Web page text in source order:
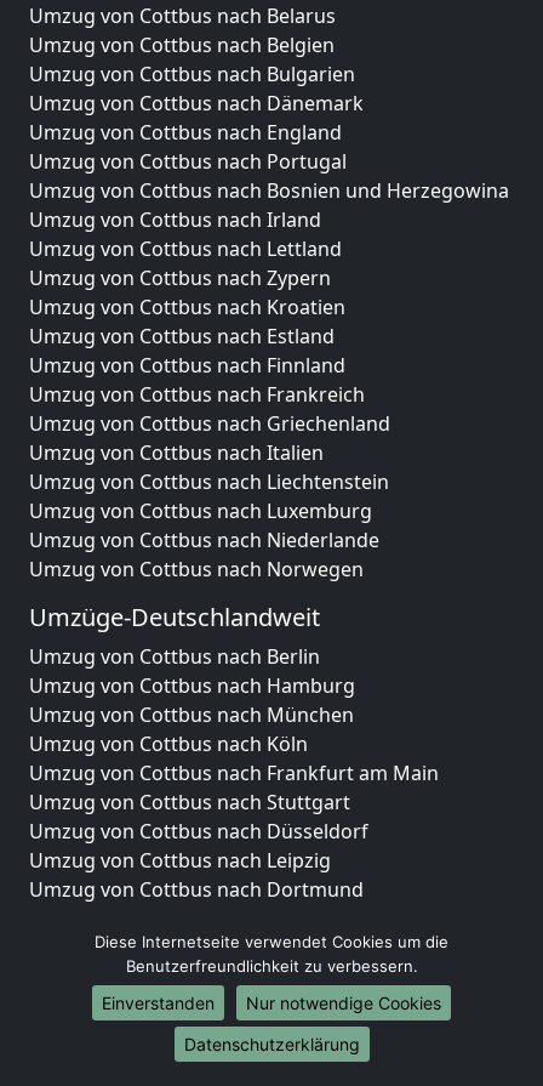
Umzug von Cottbus nach Belarus
Umzug von Cottbus nach Belgien
Umzug von Cottbus nach Bulgarien
Umzug von Cottbus nach Dänemark
Umzug von Cottbus nach England
Umzug von Cottbus nach Portugal
Umzug von Cottbus nach Bosnien und Herzegowina
Umzug von Cottbus nach Irland
Umzug von Cottbus nach Lettland
Umzug von Cottbus nach Zypern
Umzug von Cottbus nach Kroatien
Umzug von Cottbus nach Estland
Umzug von Cottbus nach Finnland
Umzug von Cottbus nach Frankreich
Umzug von Cottbus nach Griechenland
Umzug von Cottbus nach Italien
Umzug von Cottbus nach Liechtenstein
Umzug von Cottbus nach Luxemburg
Umzug von Cottbus nach Niederlande
Umzug von Cottbus nach Norwegen
Umzüge-Deutschlandweit
Umzug von Cottbus nach Berlin
Umzug von Cottbus nach Hamburg
Umzug von Cottbus nach München
Umzug von Cottbus nach Köln
Umzug von Cottbus nach Frankfurt am Main
Umzug von Cottbus nach Stuttgart
Umzug von Cottbus nach Düsseldorf
Umzug von Cottbus nach Leipzig
Umzug von Cottbus nach Dortmund
Umzug von Cottbus nach Bremen
Umzug von Cottbus nach Dresden
Umzug von Cottbus nach Hannover
Umzug von Cottbus nach Nürnberg
Umzug von Cottbus nach Duisburg
Diese Internetseite verwendet Cookies um die
Benutzerfreundlichkeit zu verbessern.
Einverstanden
Nur notwendige Cookies
Datenschutzerklärung